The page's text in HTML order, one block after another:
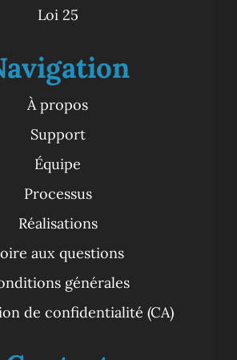
Loi 25
À propos
Support
Équipe
Processus
Réalisations
aux questions
générales
de confidentialité (CA)